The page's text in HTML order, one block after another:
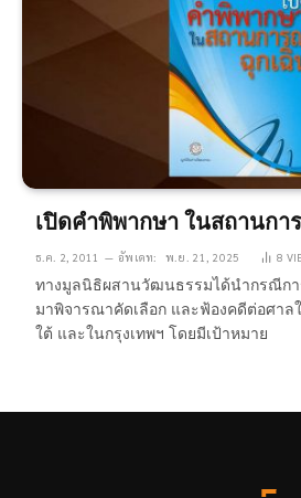
เปิดคำพิพากษา ในสถานก
ธ.ค. 2, 2011 อัพเดท: พ.ย. 21, 2025 8
ทางมูลนิธิผสานวัฒนธรรมได้นํากรณีก
มาพิจารณาคัดเลือก และฟ้องคดีต่อศา
ใต้ และในกรุงเทพฯ โดยมีเป้าหมาย